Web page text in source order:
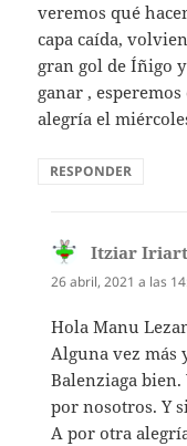
veremos qué
capa caída,
gran gol de Íñigo
ganar ,
alegría el
RESPONDER
Itziar
26 abril, 2021 a las
Hola Manu
Alguna vez más
Balenziaga
por nosotros. Y
A por otra